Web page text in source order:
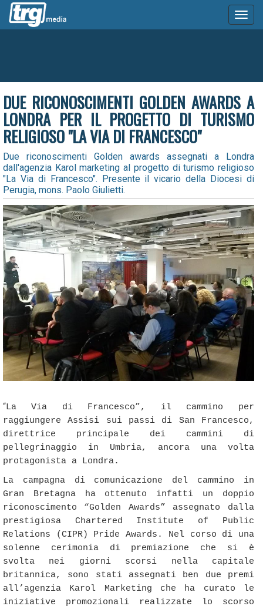
DUE RICONOSCIMENTI GOLDEN AWARDS A
LONDRA PER IL PROGETTO DI TURISMO
RELIGIOSO "LA VIA DI FRANCESCO"
Due riconoscimenti Golden awards assegnati a Londra
dall'agenzia Karol marketing al progetto di turismo religioso
"La Via di Francesco". Presente il vicario della Diocesi di
Perugia, mons. Paolo Giulietti.
“La Via di Francesco”, il cammino per
raggiungere Assisi sui passi di San Francesco,
direttrice principale dei cammini di
pellegrinaggio in Umbria, ancora una volta
protagonista a Londra.
La campagna di comunicazione del cammino in
Gran Bretagna ha ottenuto infatti un doppio
riconoscimento “Golden Awards” assegnato dalla
prestigiosa Chartered Institute of Public
Relations (CIPR) Pride Awards. Nel corso di una
solenne cerimonia di premiazione che si è
svolta nei giorni scorsi nella capitale
britannica, sono stati assegnati ben due premi
all’agenzia Karol Marketing che ha curato le
iniziative promozionali realizzate lo scorso